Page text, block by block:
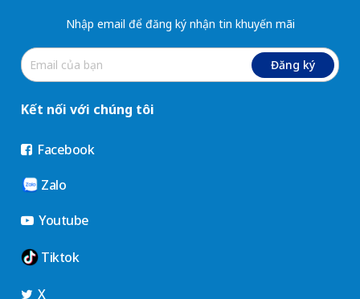
Nhập email để đăng ký nhận tin khuyến mãi
Đăng ký
Kết nối với chúng tôi
Facebook
Zalo
Youtube
Tiktok
X